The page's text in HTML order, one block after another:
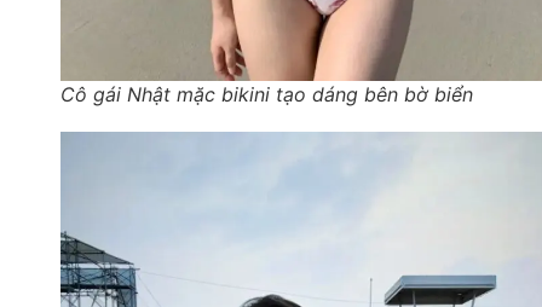
Cô gái Nhật mặc bikini tạo dáng bên bờ biển